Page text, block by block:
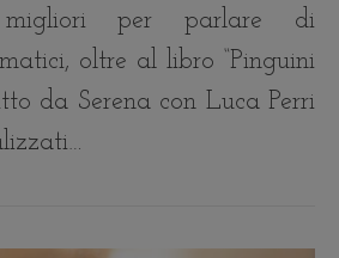
per parlare di
oltre al libro “Pinguini
da Serena con Luca Perri